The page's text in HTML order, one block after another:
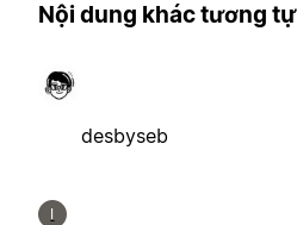
Nội dung khác tương tự
desbyseb
I